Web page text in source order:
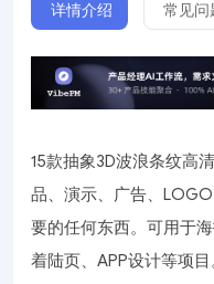
详情介绍 常见问
15款抽象3D波浪条纹高
品、演示、广告、
要的任何东西。可用于
着陆页、APP设计等项